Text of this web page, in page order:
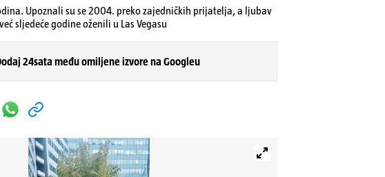
Upoznali su se 2004. preko zajedničkih prijatelja, a ljubav
sljedeće godine oženili u Las Vegasu
24sata među omiljene izvore na Googleu